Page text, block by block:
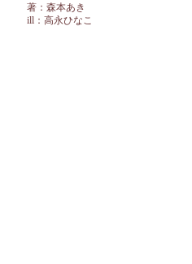
著：森本あき
ill：高永ひなこ